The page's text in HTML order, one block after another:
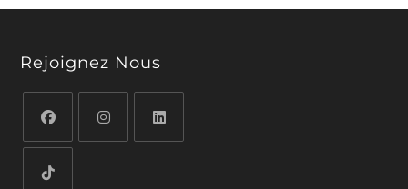
Rejoignez Nous
S’ouvre
dans